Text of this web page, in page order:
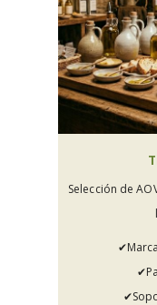
Selección de